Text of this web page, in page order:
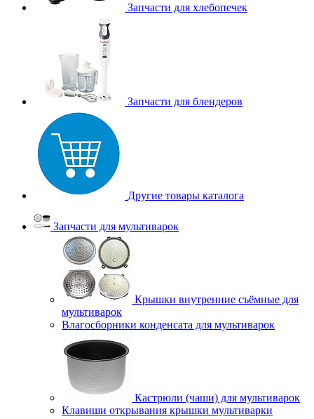
Запчасти для хлебопечек
Запчасти для блендеров
Другие товары каталога
Запчасти для мультиварок
Крышки внутренние съёмные для
мультиварок
Влагосборники конденсата для мультиварок
Кастрюли (чаши) для мультиварок
Клавиши открывания крышки мультиварки